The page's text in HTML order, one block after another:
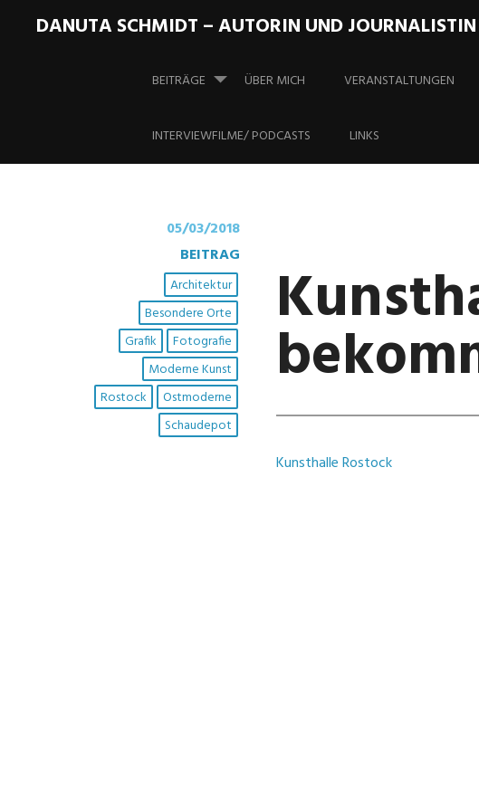
DANUTA SCHMIDT – AUTORIN UND JOURNALISTIN
BEITRÄGE
ÜBER MICH VERANSTALTUNGEN
INTERVIEWFILME/ PODCASTS LINKS
Schaudepot
05/03/2018
BEITRAG
Architektur
Besondere Orte
Fotografie
Grafik
Moderne Kunst
Ostmoderne
Rostock
Schaudepot
Kunsthalle Rostock